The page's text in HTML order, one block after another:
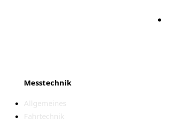
Messtechnik
Allgemeines
Fahrtechnik